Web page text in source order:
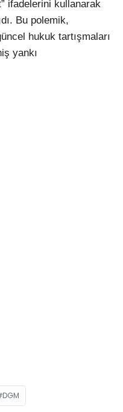
ifadelerini kullanarak
Bu polemik,
hukuk tartışmaları
yankı
DGM